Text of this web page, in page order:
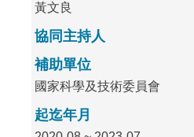
黃文良
協同主持人
補助單位
國家科學及技術委員會
起迄年月